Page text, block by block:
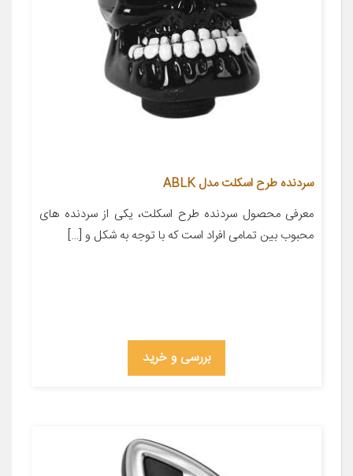
سردنده طرح اسکلت مدل ABLK
معرفی محصول سردنده طرح اسکلت، یکی از سردنده های
محبوب بین تمامی افراد است که با توجه به شکل و […]
بررسی و خرید